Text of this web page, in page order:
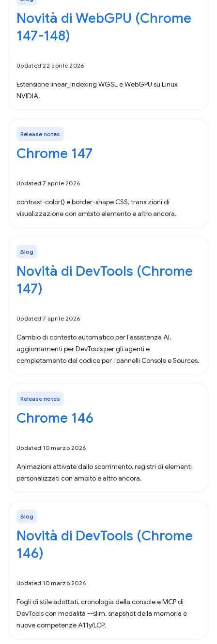
Novità di WebGPU (Chrome
147-148)
Updated 22 aprile 2026
Estensione linear_indexing WGSL e WebGPU su Linux
NVIDIA.
Release notes
Chrome 147
Updated 7 aprile 2026
contrast-color() e border-shape CSS, transizioni di
visualizzazione con ambito elemento e altro ancora.
Blog
Novità di DevTools (Chrome
147)
Updated 7 aprile 2026
Cambio di contesto automatico per l'assistenza AI,
aggiornamenti per DevTools per gli agenti e
completamento del codice per i pannelli Console e Sources.
Release notes
Chrome 146
Updated 10 marzo 2026
Animazioni attivate dallo scorrimento, registri di elementi
personalizzati con ambito e altro ancora.
Blog
Novità di DevTools (Chrome
146)
Updated 10 marzo 2026
Fogli di stile adottati, cronologia della console e MCP di
DevTools con modalità --slim, snapshot della memoria e
nuove competenze A11y/LCP.